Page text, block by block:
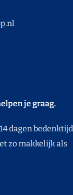
je graag.
dagen bedenktijd
zo makkelijk als